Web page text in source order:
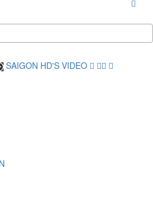
SAIGON HD'S VIDEO